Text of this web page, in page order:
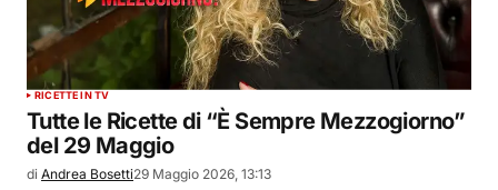
RICETTE IN TV
Tutte le Ricette di “È Sempre Mezzogiorno”
del 29 Maggio
di Andrea Bosetti29 Maggio 2026, 13:13